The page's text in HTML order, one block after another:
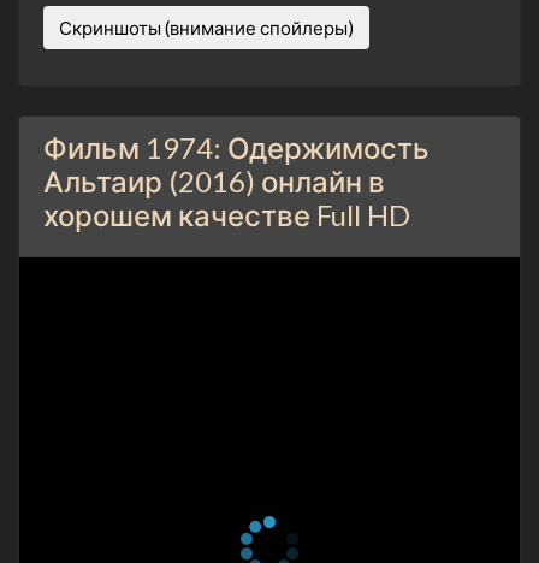
Скриншоты (внимание спойлеры)
Фильм 1974: Одержимость
Альтаир (2016) онлайн в
хорошем качестве Full HD